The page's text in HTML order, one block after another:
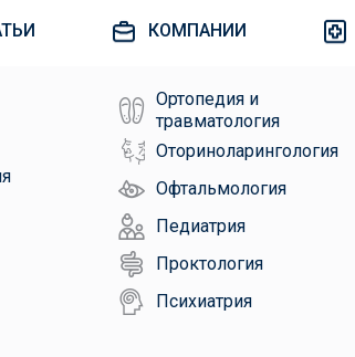
КОМПАНИИ
Ортопедия и
травматология
Оториноларингология
Офтальмология
Педиатрия
Проктология
Психиатрия